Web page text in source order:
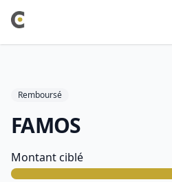
Remboursé
FAMOS
Information sur le projet
Montant ciblé